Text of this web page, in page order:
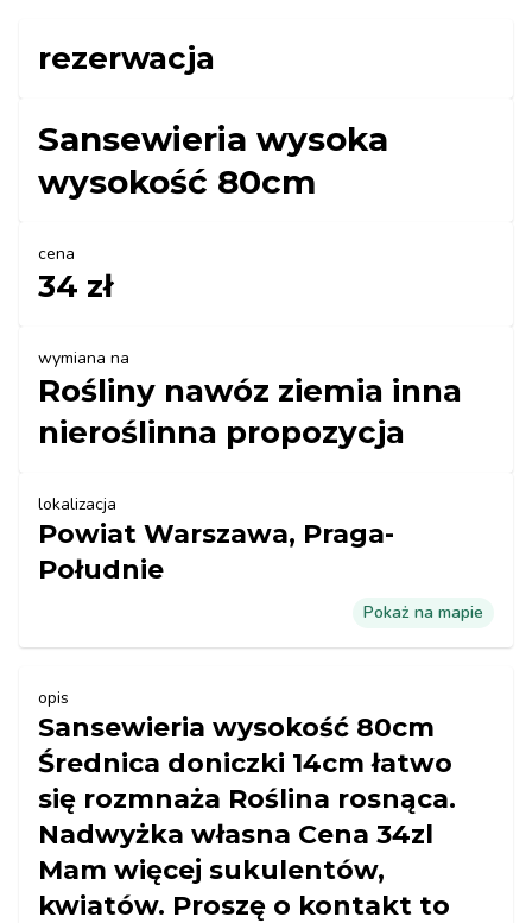
rezerwacja
Sansewieria wysoka
wysokość 80cm
cena
34 zł
wymiana na
Rośliny nawóz ziemia inna
nieroślinna propozycja
lokalizacja
Powiat Warszawa, Praga-
Południe
Pokaż na mapie
opis
Sansewieria wysokość 80cm
Średnica doniczki 14cm łatwo
się rozmnaża Roślina rosnąca.
Nadwyżka własna Cena 34zl
Mam więcej sukulentów,
kwiatów. Proszę o kontakt to